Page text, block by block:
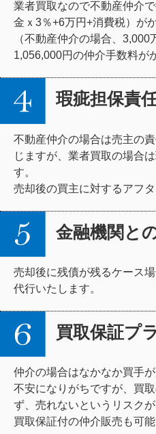
業者買取なので不動産仲介
金ｘ3％+6万円+消費税）が
（不動産仲介の場合、3,000
1,056,000円の仲介手数料が
瑕疵担保責
不動産仲介の場合は売主の
じますが、業者買取の場合
す。
売却後の買主に対するアフ
金融機関と
売却後に残債が残るケース
代行いたします。
買取保証プ
仲介の場合はなかなか買手
不安になりがちですが、買
ず、売れないというリスク
買取保証付の仲介販売も可能